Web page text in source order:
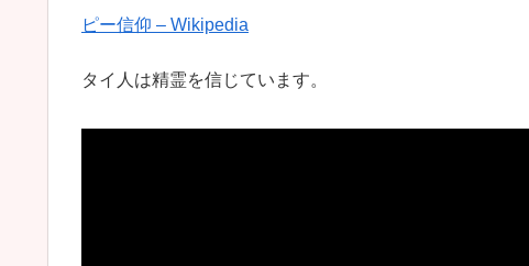
ピー信仰 – Wikipedia
タイ人は精霊を信じています。